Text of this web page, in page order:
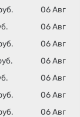
06 Авг
06 Авг
06 Авг
06 Авг
06 Авг
06 Авг
06 Авг